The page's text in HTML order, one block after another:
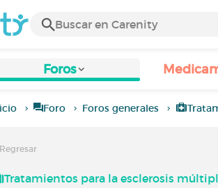
Foros
Foro Foros generales
Regresar
Tratamientos para la esclerosis